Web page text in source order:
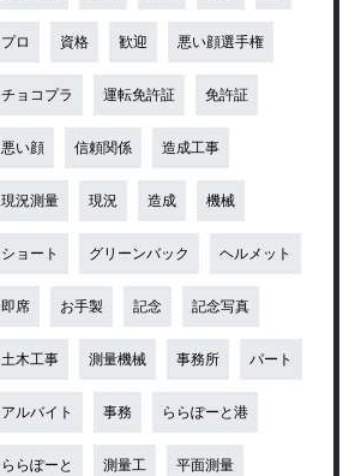
プロ 資格 歓迎 悪い顔選手権
チョコプラ 運転免許証 免許証
悪い顔 信頼関係 造成工事
現況測量 現況 造成 機械
ショート グリーンバック ヘルメット
即席 お手製 記念 記念写真
土木工事 測量機械 事務所 パート
アルバイト 事務 ららぽーと港
ららぽーと 測量工 平面測量